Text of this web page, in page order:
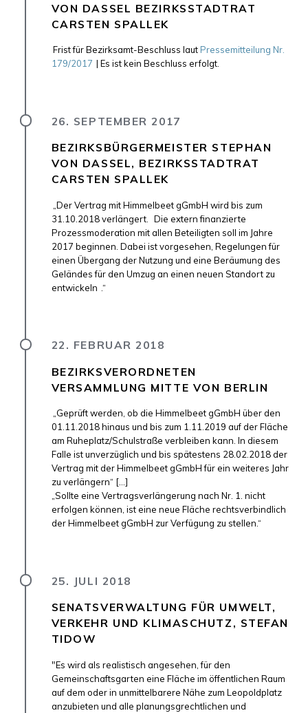
VON DASSEL BEZIRKSSTADTRAT
CARSTEN SPALLEK
Frist für Bezirksamt-Beschluss laut Pressemitteilung Nr.
179/2017 | Es ist kein Beschluss erfolgt.
26. SEPTEMBER 2017
BEZIRKSBÜRGERMEISTER STEPHAN
VON DASSEL, BEZIRKSSTADTRAT
CARSTEN SPALLEK
„Der Vertrag mit Himmelbeet gGmbH wird bis zum
31.10.2018 verlängert.
Die extern finanzierte
Prozessmoderation mit allen Beteiligten soll im Jahre
2017 beginnen. Dabei ist vorgesehen, Regelungen für
einen Übergang der Nutzung und eine Beräumung des
Geländes für den Umzug an einen neuen Standort zu
entwickeln .“
22. FEBRUAR 2018
BEZIRKSVERORDNETEN
VERSAMMLUNG MITTE VON BERLIN
„Geprüft werden, ob die Himmelbeet gGmbH über den
01.11.2018 hinaus und bis zum 1.11.2019 auf der Fläche
am Ruheplatz/Schulstraße verbleiben kann. In diesem
Falle ist unverzüglich und bis spätestens 28.02.2018 der
Vertrag mit der Himmelbeet gGmbH für ein weiteres Jahr
zu verlängern“ [...]
„Sollte eine Vertragsverlängerung nach Nr. 1. nicht
erfolgen können, ist eine neue Fläche rechtsverbindlich
der Himmelbeet gGmbH zur Verfügung zu stellen.“
25. JULI 2018
SENATSVERWALTUNG FÜR UMWELT,
VERKEHR UND KLIMASCHUTZ, STEFAN
TIDOW
"Es wird als realistisch angesehen, für den
Gemeinschaftsgarten eine Fläche im öffentlichen Raum
auf dem oder in unmittelbarere Nähe zum Leopoldplatz
anzubieten und alle planungsgrechtlichen und